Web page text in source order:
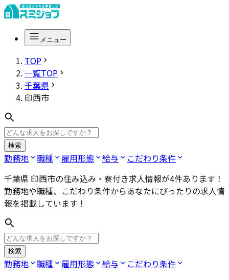
メニュー
TOP
一覧TOP
千葉県
印西市
検索
勤務地 職種 雇用形態 給与
こだわり条件
千葉県 印西市の住み込み・寮付き求人情報が4件あります！
勤務地や職種、こだわり条件からあなたにぴったりの求人情
報を掲載しています！
検索
勤務地 職種 雇用形態 給与 こだわり条件